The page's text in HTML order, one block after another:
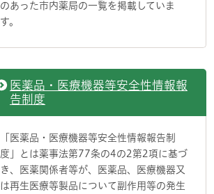
のあった市内薬局の一覧を掲載していま
す。
医薬品・医療機器等安全性情報報
告制度
「医薬品・医療機器等安全性情報報告制
度」とは薬事法第77条の4の2第2項に基づ
き、医薬関係者等が、医薬品、医療機器又
は再生医療等製品について副作用等の発生